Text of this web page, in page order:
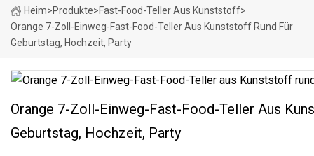
Heim>Produkte>Fast-Food-Teller Aus Kunststoff>
Orange 7-Zoll-Einweg-Fast-Food-Teller Aus Kunststoff Rund Für
Geburtstag, Hochzeit, Party
Orange 7-Zoll-Einweg-Fast-Food-Teller Aus
Geburtstag, Hochzeit, Party